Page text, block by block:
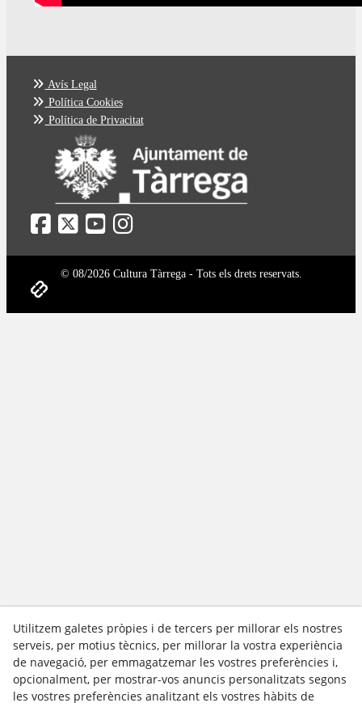
Avís Legal
Política Cookies
Política de Privacitat
© 08/2026 Cultura Tàrrega - Tots els drets reservats.
Utilitzem galetes pròpies i de tercers per millorar els nostres
serveis, per motius tècnics, per millorar la vostra experiència
de navegació, per emmagatzemar les vostres preferències i,
opcionalment, per mostrar-vos anuncis personalitzats segons
les vostres preferències analitzant els vostres hàbits de